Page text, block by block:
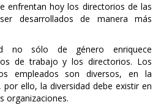
enfrentan hoy los directorios de las
desarrollados de manera más
no sólo de género enriquece
de trabajo y los directorios. Los
empleados son diversos, en la
por ello, la diversidad debe existir en
organizaciones.